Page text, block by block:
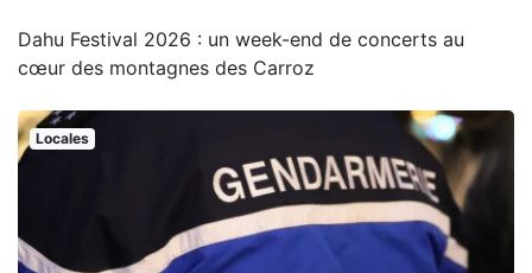
Dahu Festival 2026 : un week-end de concerts au
cœur des montagnes des Carroz
Locales